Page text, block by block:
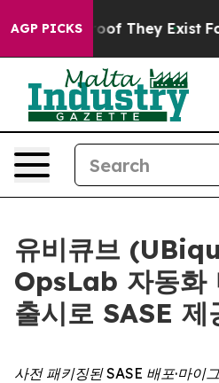
AGP PICKS
no Proof They Exist Fox
유비큐브
OpsLab 자동화
출시로 SASE 제
사전 패키징된 SASE 배포·마이